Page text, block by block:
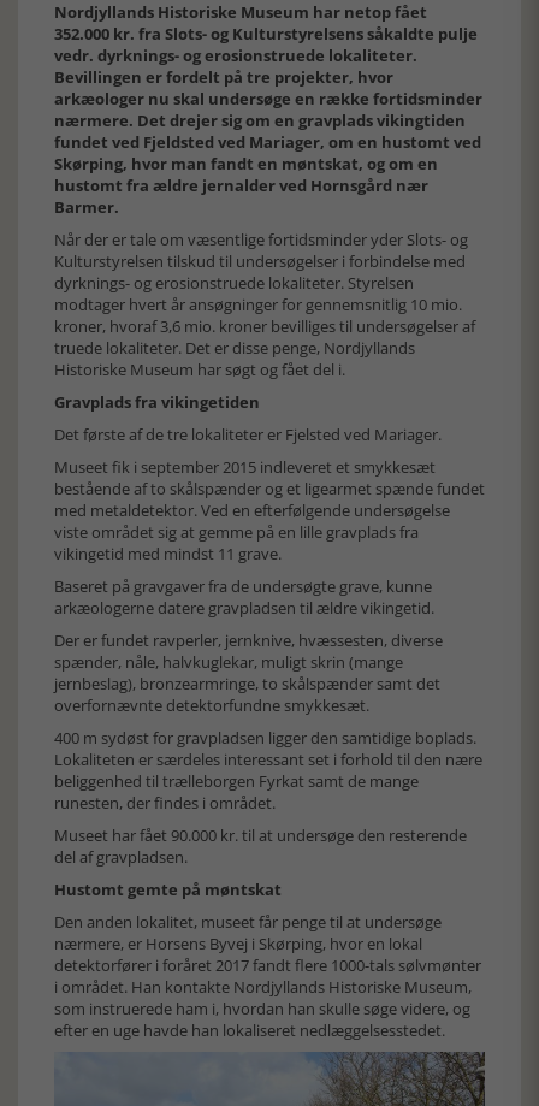
Nordjyllands Historiske Museum har netop fået
352.000 kr. fra Slots- og Kulturstyrelsens såkaldte pulje
vedr. dyrknings- og erosionstruede lokaliteter.
Bevillingen er fordelt på tre projekter, hvor
arkæologer nu skal undersøge en række fortidsminder
nærmere. Det drejer sig om en gravplads vikingtiden
fundet ved Fjeldsted ved Mariager, om en hustomt ved
Skørping, hvor man fandt en møntskat, og om en
hustomt fra ældre jernalder ved Hornsgård nær
Barmer.
Når der er tale om væsentlige fortidsminder yder Slots- og
Kulturstyrelsen tilskud til undersøgelser i forbindelse med
dyrknings- og erosionstruede lokaliteter. Styrelsen
modtager hvert år ansøgninger for gennemsnitlig 10 mio.
kroner, hvoraf 3,6 mio. kroner bevilliges til undersøgelser af
truede lokaliteter. Det er disse penge, Nordjyllands
Historiske Museum har søgt og fået del i.
Gravplads fra vikingetiden
Det første af de tre lokaliteter er Fjelsted ved Mariager.
Museet fik i september 2015 indleveret et smykkesæt
bestående af to skålspænder og et ligearmet spænde fundet
med metaldetektor. Ved en efterfølgende undersøgelse
viste området sig at gemme på en lille gravplads fra
vikingetid med mindst 11 grave.
Baseret på gravgaver fra de undersøgte grave, kunne
arkæologerne datere gravpladsen til ældre vikingetid.
Der er fundet ravperler, jernknive, hvæssesten, diverse
spænder, nåle, halvkuglekar, muligt skrin (mange
jernbeslag), bronzearmringe, to skålspænder samt det
overfornævnte detektorfundne smykkesæt.
400 m sydøst for gravpladsen ligger den samtidige boplads.
Lokaliteten er særdeles interessant set i forhold til den nære
beliggenhed til trælleborgen Fyrkat samt de mange
runesten, der findes i området.
Museet har fået 90.000 kr. til at undersøge den resterende
del af gravpladsen.
Hustomt gemte på møntskat
Den anden lokalitet, museet får penge til at undersøge
nærmere, er Horsens Byvej i Skørping, hvor en lokal
detektorfører i foråret 2017 fandt flere 1000-tals sølvmønter
i området. Han kontakte Nordjyllands Historiske Museum,
som instruerede ham i, hvordan han skulle søge videre, og
efter en uge havde han lokaliseret nedlæggelsesstedet.